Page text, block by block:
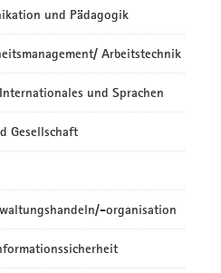
und Pädagogik
Arbeitstechnik
und Sprachen
Gesellschaft
organisation